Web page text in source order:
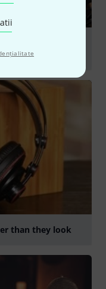
Kopfhörers der
than they look